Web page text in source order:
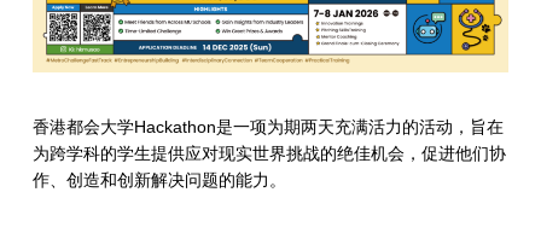
香港都会大学Hackathon是一项为期两天充满活力的活动，旨在
为跨学科的学生提供应对现实世界挑战的绝佳机会，促进他们协
作、创造和创新解决问题的能力。